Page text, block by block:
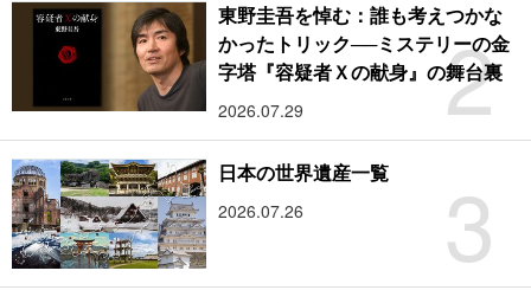
2
東野圭吾を悼む：誰も考えつかな
かったトリック──ミステリーの金
字塔『容疑者Ｘの献身』の舞台裏
2026.07.29
3
日本の世界遺産一覧
2026.07.26